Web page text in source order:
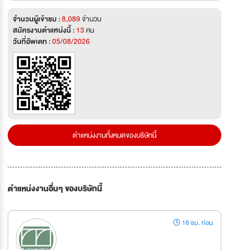
จำนวนผู้เข้าชม :8,089จำนวน
สมัครงานตำแหน่งนี้ : 13คน
วันที่อัพเดท :05/08/2026
ตำแหน่งงานทั้งหมดของบริษัทนี้
ตำแหน่งงานอื่นๆ ของบริษัทนี้
16 ชม. ก่อน